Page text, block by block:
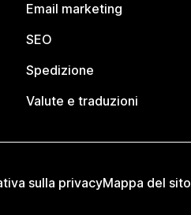
Email marketing
SEO
Spedizione
Valute e traduzioni
sulla privacyMappa del sito